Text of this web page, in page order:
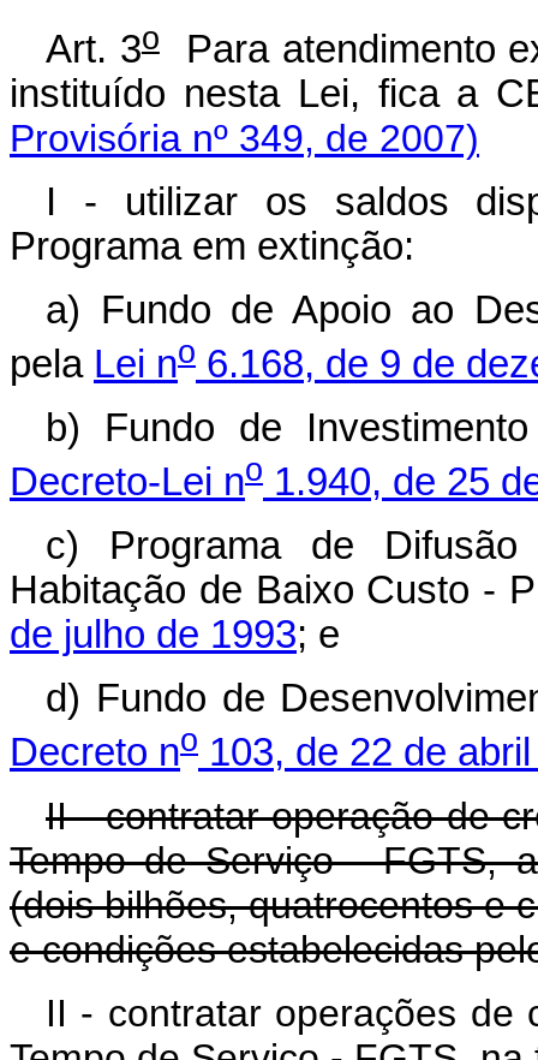
Art. 3oPara atendimento
instituído nesta Lei, fica
Provisória nº 349, de 2007)
I - utilizar os saldos
Programa em extinção:
a) Fundo de Apoio ao
pela Lei no 6.168, de 9 de
b) Fundo de
Decreto-Lei no 1.940, de 25
c) Programa de Difusão
Habitação de Baixo Custo -
de julho de 1993; e
d) Fundo de
Decreto no 103, de 22 de
II - contratar operação de
Tempo de Serviço - FGTS,
(dois bilhões, quatrocentos e
e condições estabelecidas
II - contratar operações de